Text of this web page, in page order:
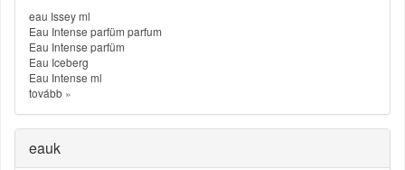
eau Issey ml
Eau Intense parfüm parfum
Eau Intense parfüm
Eau Iceberg
Eau Intense ml
tovább »
eauk